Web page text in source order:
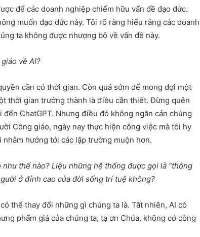
để các doanh nghiệp chiếm hữu vấn đề đạo đức.
muốn đạo đức này. Tôi rõ ràng hiểu rằng các doanh
ta không được nhượng bộ về vấn đề này.
về AI?
cần có thời gian. Còn quá sớm để mong đợi một
thời gian trưởng thành là điều cần thiết. Đừng quên
ChatGPT. Nhưng điều đó không ngăn cản chúng
Công giáo, ngày nay thực hiện công việc mà tôi hy
hướng tới các lập trường muộn hơn.
thế nào? Liệu những hệ thống được gọi là “thông
ở đỉnh cao của đời sống trí tuệ không?
thể thay đổi những gì chúng ta là. Tất nhiên, AI có
phẩm giá của chúng ta, tạ ơn Chúa, không có công